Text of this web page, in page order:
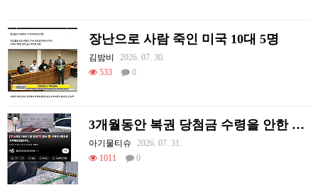
장난으로 사람 죽인 미국 10대 5명
김밤비
2026. 07. 30.
533
0
3개월동안 복권 당첨금 수령을 안한 이유
아기물티슈
2026. 07. 31.
1011
0